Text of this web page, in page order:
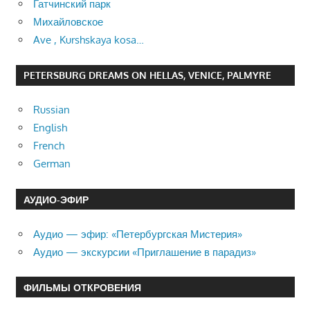
Гатчинский парк
Михайловское
Ave , Kurshskaya kosa…
PETERSBURG DREAMS ON HELLAS, VENICE, PALMYRE
Russian
English
French
German
АУДИО-ЭФИР
Аудио — эфир: «Петербургская Мистерия»
Аудио — экскурсии «Приглашение в парадиз»
ФИЛЬМЫ ОТКРОВЕНИЯ